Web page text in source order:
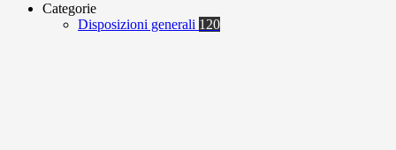
Categorie
Disposizioni generali 120